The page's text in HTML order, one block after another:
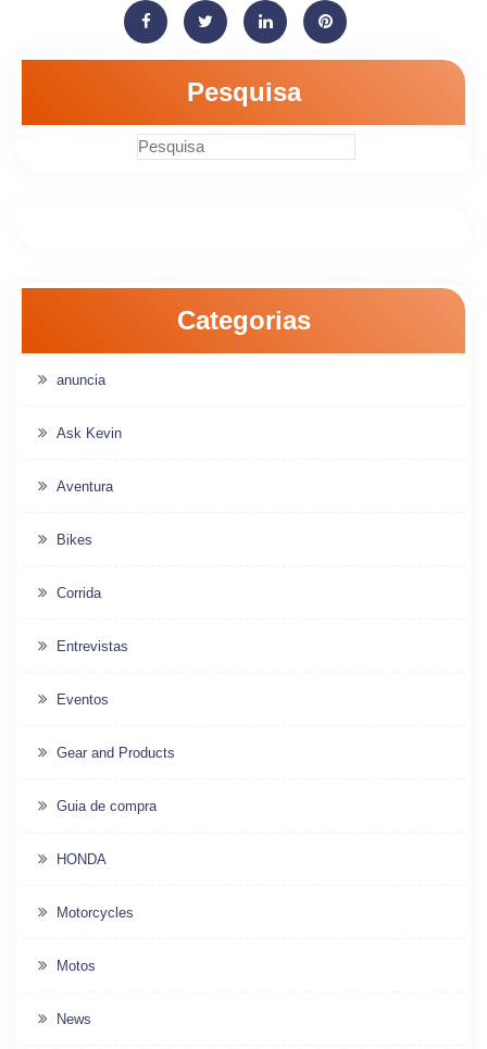
Pesquisa
Categorias
anuncia
Ask Kevin
Aventura
Bikes
Corrida
Entrevistas
Eventos
Gear and Products
Guia de compra
HONDA
Motorcycles
Motos
News